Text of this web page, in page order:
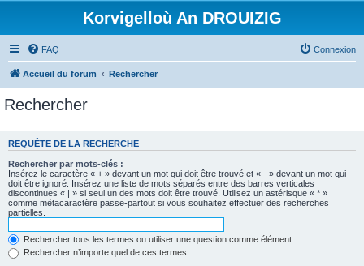
Korvigelloù An DROUIZIG
FAQ Connexion
Accueil du forum Rechercher
Rechercher
REQUÊTE DE LA RECHERCHE
Rechercher par mots-clés :
Insérez le caractère « + » devant un mot qui doit être trouvé et « - » devant un mot qui
doit être ignoré. Insérez une liste de mots séparés entre des barres verticales
discontinues « | » si seul un des mots doit être trouvé. Utilisez un astérisque « * »
comme métacaractère passe-partout si vous souhaitez effectuer des recherches
partielles.
Rechercher tous les termes ou utiliser une question comme élément
Rechercher n’importe quel de ces termes